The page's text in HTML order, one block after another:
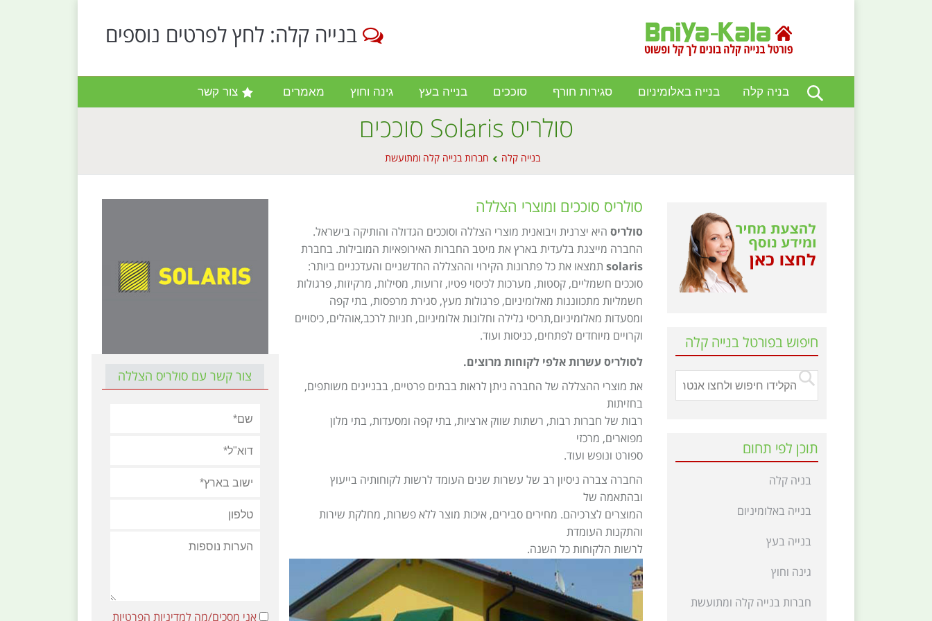
בנייה קלה: לחץ לפרטים נוספים
בניה קלה בנייה באלומיניום סגירות חורף סוככים בנייה בעץ גינה וחוץ מאמרים צור קשר
סולריס Solaris סוככים
בנייה קלה חברות בנייה קלה ומתועשת
סולריס סוככים ומוצרי הצללה
סולריס היא יצרנית ויבואנית מוצרי הצללה וסוככים הגדולה והותיקה בישראל.
החברה מייצגת בלעדית בארץ את מיטב החברות האירופאיות המובילות. בחברת
solaris תמצאו את כל פתרונות הקירוי וההצללה החדשניים והעדכניים ביותר:
סוככים חשמליים, קסטות, מערכות לכיסוי פטיו, זרועות, מסילות, מרקיזות, פרגולות
חשמליות מתכווננות מאלומיניום, פרגולות מעץ, סגירת מרפסות, בתי קפה
ומסעדות מאלומיניום,תריסי גלילה וחלונות אלומיניום, חניות לרכב,אוהלים, כיסויים
וקרויים מיוחדים לפתחים, כניסות ועוד.
צור קשר עם סולריס הצללה
אני מסכים/מה למדיניות הפרטיות
לסולריס עשרות אלפי לקוחות מרוצים.
את מוצרי ההצללה של החברה ניתן לראות בבתים פרטיים, בבניינים משותפים,
בחזיתות
רבות של חברות רבות, רשתות שווק ארציות, בתי קפה ומסעדות, בתי מלון
מפוארים, מרכזי
ספורט ונופש ועוד.
החברה צברה ניסיון רב של עשרות שנים העומד לרשות לקוחותיה בייעוץ
ובהתאמה של
המוצרים לצרכיהם. מחירים סבירים, איכות מוצר ללא פשרות, מחלקת שירות
והתקנות העומדת
לרשות הלקוחות כל השנה.
חיפוש בפורטל בנייה קלה
תוכן לפי תחום
בניה קלה
בנייה באלומיניום
בנייה בעץ
גינה וחוץ
חברות בנייה קלה ומתועשת